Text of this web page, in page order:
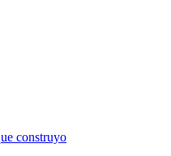
construyo